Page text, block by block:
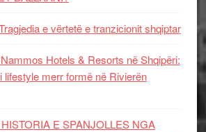
e vërtetë e tranzicionit shqiptar
Hotels & Resorts në Shqipëri:
lifestyle merr formë në Rivierën
E SPANJOLLES NGA